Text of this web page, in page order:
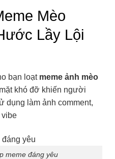
Mèo
Lầy Lội
bạn loạtmeme ảnh mèo
khó đỡ khiến người
dụng làm ảnh comment,
vibe
meme đáng yêu